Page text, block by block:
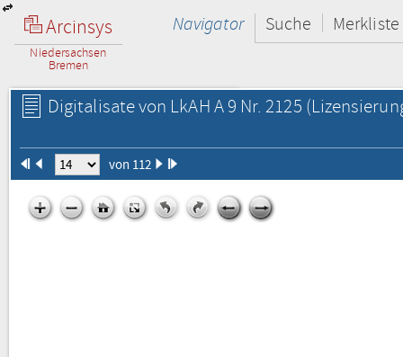
Arcinsys
Niedersachsen
Bremen
Navigator Suche Merkliste
Digitalisate von LkAH A 9 Nr. 2125
von 112